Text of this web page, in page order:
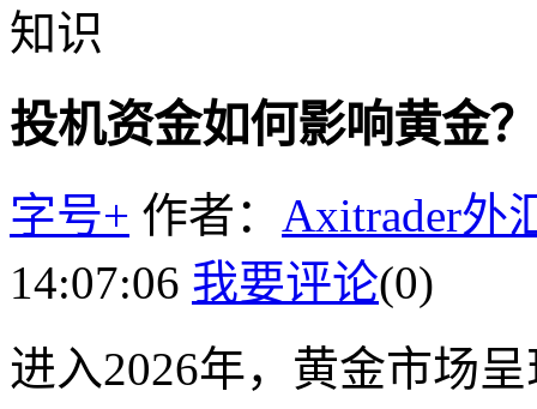
知识
投机资金如何影响黄金
字号+ 作者： Axitrader外
14:07:06 我要评论(0)
进入2026年，黄金市场